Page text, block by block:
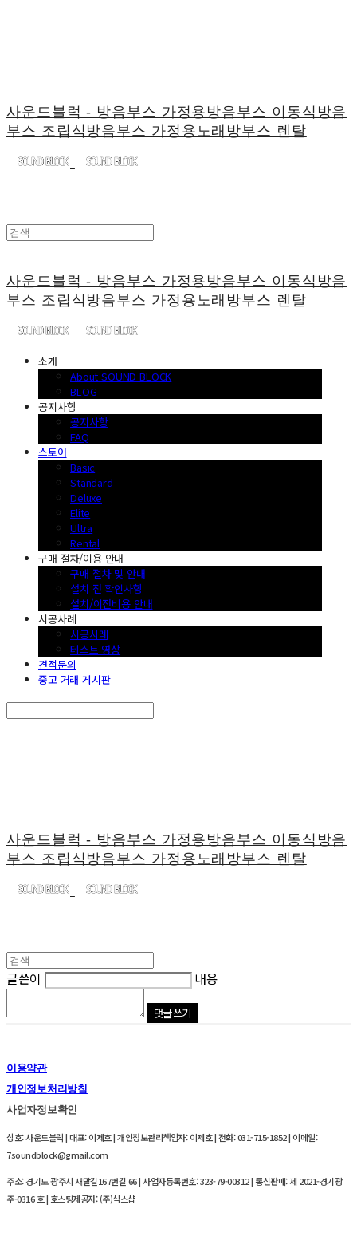
사운드블럭 - 방음부스 가정용방음부스 이동식방음
부스 조립식방음부스 가정용노래방부스 렌탈
사운드블럭 - 방음부스 가정용방음부스 이동식방음
부스 조립식방음부스 가정용노래방부스 렌탈
소개
About SOUND BLOCK
BLOG
공지사항
공지사항
FAQ
스토어
Basic
Standard
Deluxe
Elite
Ultra
Rental
구매 절차/이용 안내
구매 절차 및 안내
설치 전 확인사항
설치/이전비용 안내
시공사례
시공사례
테스트 영상
견적문의
중고 거래 게시판
사운드블럭 - 방음부스 가정용방음부스 이동식방음
부스 조립식방음부스 가정용노래방부스 렌탈
글쓴이 내용
댓글 쓰기
이용약관
개인정보처리방침
사업자정보확인
상호: 사운드블럭 | 대표: 이제호 | 개인정보관리책임자: 이제호 | 전화: 031-715-1852 | 이메일:
7soundblock@gmail.com
주소: 경기도 광주시 새말길167번길 66 | 사업자등록번호:323-79-00312| 통신판매:제 2021-경기광
주-0316 호| 호스팅제공자: (주)식스샵